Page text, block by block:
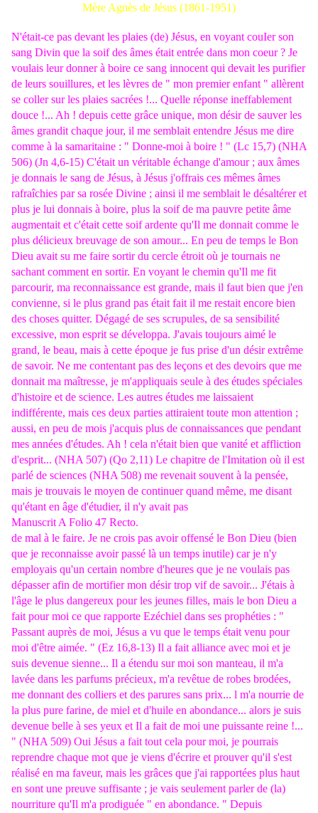
Mère Agnès de Jésus (1861-1951)
N'était-ce pas devant les plaies (de) Jésus, en voyant couIer son
sang Divin que la soif des âmes était entrée dans mon coeur ? Je
voulais leur donner à boire ce sang innocent qui devait les purifier
de leurs souillures, et les lèvres de " mon premier enfant " allèrent
se coller sur les plaies sacrées !... Quelle réponse ineffablement
douce !... Ah ! depuis cette grâce unique, mon désir de sauver les
âmes grandit chaque jour, il me semblait entendre Jésus me dire
comme à la samaritaine : " Donne-moi à boire ! " (Lc 15,7) (NHA
506) (Jn 4,6-15) C'était un véritable échange d'amour ; aux âmes
je donnais le sang de Jésus, à Jésus j'offrais ces mêmes âmes
rafraîchies par sa rosée Divine ; ainsi il me semblait le désaltérer et
plus je lui donnais à boire, plus la soif de ma pauvre petite âme
augmentait et c'était cette soif ardente qu'Il me donnait comme le
plus délicieux breuvage de son amour... En peu de temps le Bon
Dieu avait su me faire sortir du cercle étroit où je tournais ne
sachant comment en sortir. En voyant le chemin qu'Il me fit
parcourir, ma reconnaissance est grande, mais il faut bien que j'en
convienne, si le plus grand pas était fait il me restait encore bien
des choses quitter. Dégagé de ses scrupules, de sa sensibilité
excessive, mon esprit se développa. J'avais toujours aimé le
grand, le beau, mais à cette époque je fus prise d'un désir extrême
de savoir. Ne me contentant pas des leçons et des devoirs que me
donnait ma maîtresse, je m'appliquais seule à des études spéciales
d'histoire et de science. Les autres études me laissaient
indifférente, mais ces deux parties attiraient toute mon attention ;
aussi, en peu de mois j'acquis plus de connaissances que pendant
mes années d'études. Ah ! cela n'était bien que vanité et affliction
d'esprit... (NHA 507) (Qo 2,11) Le chapitre de l'Imitation où il est
parlé de sciences (NHA 508) me revenait souvent à la pensée,
mais je trouvais le moyen de continuer quand même, me disant
qu'étant en âge d'étudier, il n'y avait pas
Manuscrit A Folio 47 Recto.
de mal à le faire. Je ne crois pas avoir offensé le Bon Dieu (bien
que je reconnaisse avoir passé là un temps inutile) car je n'y
employais qu'un certain nombre d'heures que je ne voulais pas
dépasser afin de mortifier mon désir trop vif de savoir... J'étais à
l'âge le plus dangereux pour les jeunes filles, mais le bon Dieu a
fait pour moi ce que rapporte Ezéchiel dans ses prophéties : "
Passant auprès de moi, Jésus a vu que le temps était venu pour
moi d'être aimée. " (Ez 16,8-13) Il a fait alliance avec moi et je
suis devenue sienne... Il a étendu sur moi son manteau, il m'a
lavée dans les parfums précieux, m'a revêtue de robes brodées,
me donnant des colliers et des parures sans prix... l m'a nourrie de
la plus pure farine, de miel et d'huile en abondance... alors je suis
devenue belle à ses yeux et Il a fait de moi une puissante reine !...
" (NHA 509) Oui Jésus a fait tout cela pour moi, je pourrais
reprendre chaque mot que je viens d'écrire et prouver qu'il s'est
réalisé en ma faveur, mais les grâces que j'ai rapportées plus haut
en sont une preuve suffisante ; je vais seulement parler de (la)
nourriture qu'Il m'a prodiguée " en abondance. " Depuis